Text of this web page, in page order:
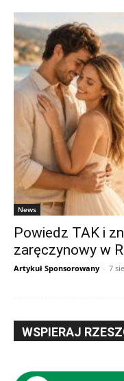
News
Powiedz TAK i
zaręczynowy w
Artykuł Sponsorowany - 7
WSPIERAJ